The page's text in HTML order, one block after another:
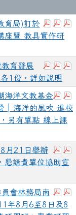
下載
下
育局)訂於
座暨 教具實作研
下載
下
育發展
1份，詳如說明
下
海洋文教基金
│海洋的風吹 進校
另有單點 線上課
下
月21日舉辦
懇請貴單位協助宣
下
會林務局南
年8月6至8日及8